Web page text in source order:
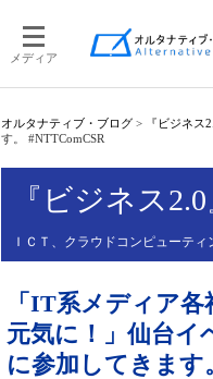
メディア
オルタナティブ・ブログ > 『ビジネス
す。 #NTTComCSR
『ビジネス
ＩＣＴ、クラウドコンピューテ
「IT系メディア
元気に！」仙台イ
に参加してきます